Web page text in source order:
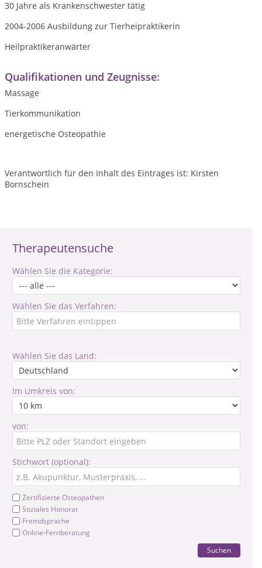
Therapeutensuche
Wählen Sie die Kategorie:
Wählen Sie das Verfahren:
Wählen Sie das Land:
Im Umkreis von:
von:
Stichwort (optional):
Zertifizierte Osteopathen
Soziales Honorar
Fremdsprache
Online-Fernberatung
Suchen
30 Jahre als Krankenschwester tätig
2004-2006 Ausbildung zur Tierheipraktikerin
Heilpraktikeranwärter
Qualifikationen und Zeugnisse:
Massage
Tierkommunikation
energetische Osteopathie
Verantwortlich für den Inhalt des Eintrages ist: Kirsten
Bornschein